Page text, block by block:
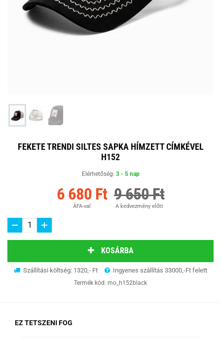
FEKETE TRENDI SILTES SAPKA HÍMZETT CÍMKÉVEL
H152
Elérhetőség: 3 - 5 nap
6 680 Ft
ÁFA-val
9 650 Ft
A kedvezmény előtt
KOSÁRBA
Szállítási költség: 1320,- Ft Ingyenes szállítás 33000,-Ft felett
Termék kód: mo_h152black
EZ TETSZENI FOG